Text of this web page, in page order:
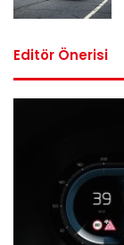
Editör Önerisi